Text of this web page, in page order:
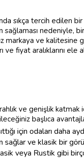
sıkça tercih edilen
nedeniyle,
markaya ve
fiyat aralıklarını ele
ve genişlik
başlıca
için odaları daha
sağlar ve klasik bir
veya Rustik gibi